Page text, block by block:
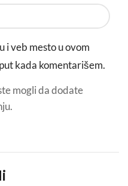
i veb mesto u ovom
kada komentarišem.
mogli da dodate